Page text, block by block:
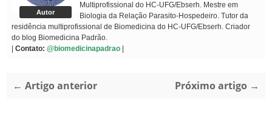
Autor
Multiprofissional do HC-UFG/Ebserh. Mestre em
Biologia da Relação Parasito-Hospedeiro. Tutor da
residência multiprofissional de Biomedicina do HC-UFG/Ebserh. Criador
do blog Biomedicina Padrão.
Contato: @biomedicinapadrao
← Artigo anterior Próximo artigo →